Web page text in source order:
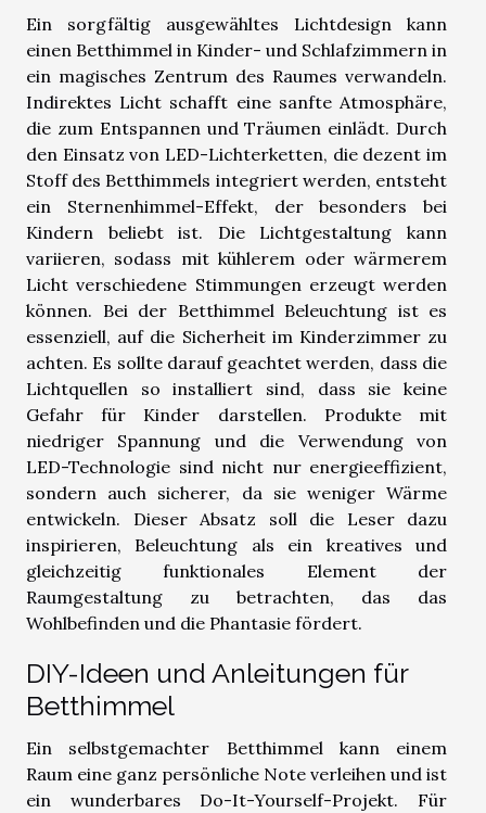
Ein sorgfältig ausgewähltes Lichtdesign kann
einen Betthimmel in Kinder- und Schlafzimmern in
ein magisches Zentrum des Raumes verwandeln.
Indirektes Licht schafft eine sanfte Atmosphäre,
die zum Entspannen und Träumen einlädt. Durch
den Einsatz von LED-Lichterketten, die dezent im
Stoff des Betthimmels integriert werden, entsteht
ein Sternenhimmel-Effekt, der besonders bei
Kindern beliebt ist. Die Lichtgestaltung kann
variieren, sodass mit kühlerem oder wärmerem
Licht verschiedene Stimmungen erzeugt werden
können. Bei der Betthimmel Beleuchtung ist es
essenziell, auf die Sicherheit im Kinderzimmer zu
achten. Es sollte darauf geachtet werden, dass die
Lichtquellen so installiert sind, dass sie keine
Gefahr für Kinder darstellen. Produkte mit
niedriger Spannung und die Verwendung von
LED-Technologie sind nicht nur energieeffizient,
sondern auch sicherer, da sie weniger Wärme
entwickeln. Dieser Absatz soll die Leser dazu
inspirieren, Beleuchtung als ein kreatives und
gleichzeitig funktionales Element der
Raumgestaltung zu betrachten, das das
Wohlbefinden und die Phantasie fördert.
DIY-Ideen und Anleitungen für
Betthimmel
Ein selbstgemachter Betthimmel kann einem
Raum eine ganz persönliche Note verleihen und ist
ein wunderbares Do-It-Yourself-Projekt. Für